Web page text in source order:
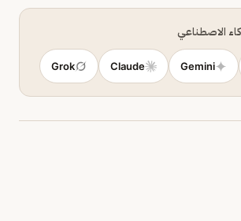
الاصطناعي
Gemini
Claude
Grok